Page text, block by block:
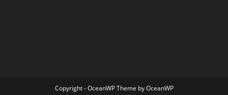
Copyright - OceanWP Theme by OceanWP